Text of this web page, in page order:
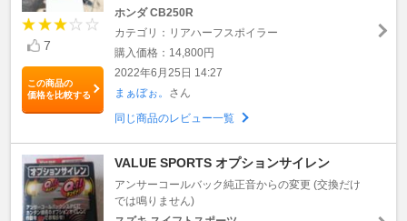
7
この商品の
価格を比較する
ホンダ CB250R
カテゴリ：リアハーフスポイラー
購入価格：14,800円
2022年6月25日 14:27
まぁぼぉ。 さん
同じ商品のレビュー一覧
VALUE SPORTS オプションサイレン
アンサーコールバック純正音からの変更 (交換だけ
では鳴りません)